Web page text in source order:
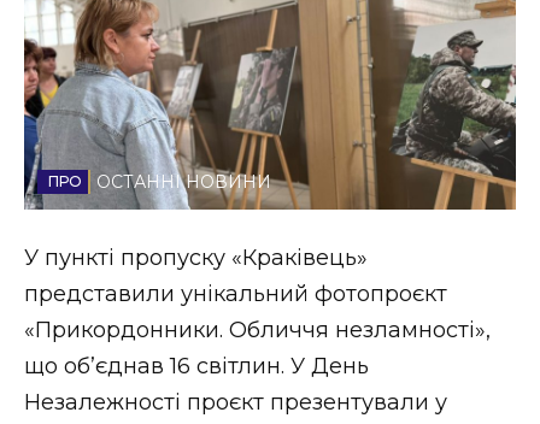
Соціум
Спорт
Стиль життя
Втрачений Ужгород
Втрачений Ужгород (відеоверсія)
ЗАКАРПАТСЬКІ НОВИНИ
ОСТАННІ НОВИНИ
У пункті пропуску «Краківець»
представили унікальний фотопроєкт
«Прикордонники. Обличчя незламності»,
що об’єднав 16 світлин. У День
Незалежності проєкт презентували у